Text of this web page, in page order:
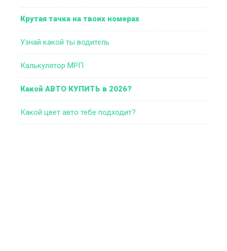
Крутая тачка на твоих номерах
Узнай какой ты водитель
Калькулятор МРП
Какой АВТО КУПИТЬ в 2026?
Какой цвет авто тебе подходит?